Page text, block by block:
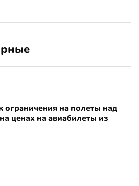
ограничения на полеты над
ценах на авиабилеты из